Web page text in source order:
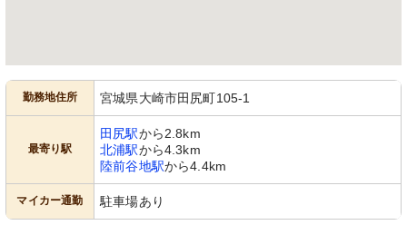
勤務地住所 宮城県大崎市田尻町105-1
最寄り駅
田尻駅から2.8km
北浦駅から4.3km
陸前谷地駅から4.4km
マイカー通勤 駐車場あり